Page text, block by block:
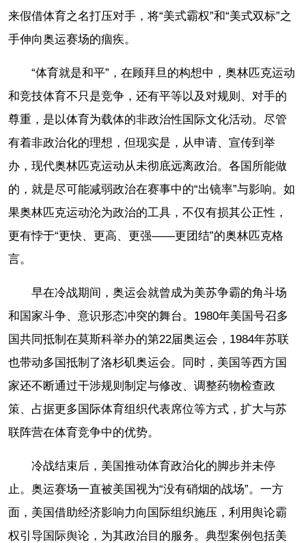
来假借体育之名打压对手，将“美式霸权”和“美式双标”之
手伸向奥运赛场的痼疾。
“体育就是和平”，在顾拜旦的构想中，奥林匹克运动
和竞技体育不只是竞争，还有平等以及对规则、对手的
尊重，是以体育为载体的非政治性国际文化活动。尽管
有着非政治化的理想，但现实是，从申请、宣传到举
办，现代奥林匹克运动从未彻底远离政治。各国所能做
的，就是尽可能减弱政治在赛事中的“出镜率”与影响。如
果奥林匹克运动沦为政治的工具，不仅有损其公正性，
更有悖于“更快、更高、更强——更团结”的奥林匹克格
言。
早在冷战期间，奥运会就曾成为美苏争霸的角斗场
和国家斗争、意识形态冲突的舞台。1980年美国号召多
国共同抵制在莫斯科举办的第22届奥运会，1984年苏联
也带动多国抵制了洛杉矶奥运会。同时，美国等西方国
家还不断通过干涉规则制定与修改、调整药物检查政
策、占据更多国际体育组织代表席位等方式，扩大与苏
联阵营在体育竞争中的优势。
冷战结束后，美国推动体育政治化的脚步并未停
止。奥运赛场一直被美国视为“没有硝烟的战场”。一方
面，美国借助经济影响力向国际组织施压，利用舆论霸
权引导国际舆论，为其政治目的服务。典型案例包括美